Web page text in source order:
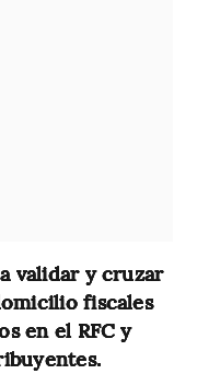
validar y cruzar
fiscales
en el RFC y